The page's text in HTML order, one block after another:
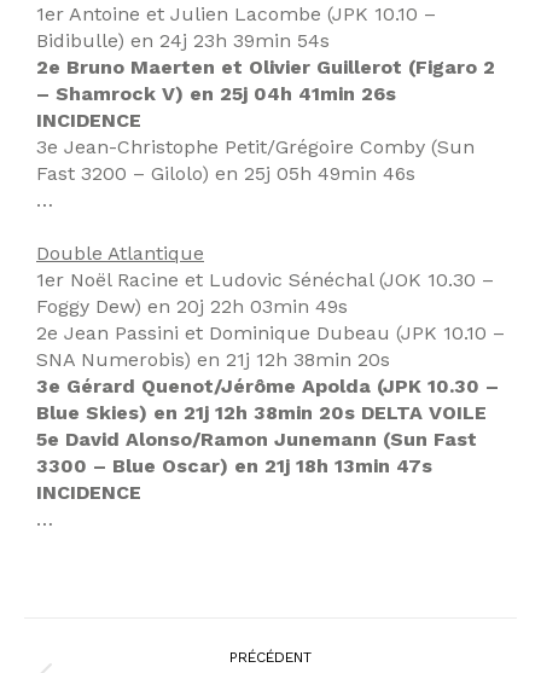
1er Antoine et Julien Lacombe (JPK 10.10 –
Bidibulle) en 24j 23h 39min 54s
2e Bruno Maerten et Olivier Guillerot (Figaro 2
– Shamrock V) en 25j 04h 41min 26s
INCIDENCE
3e Jean-Christophe Petit/Grégoire Comby (Sun
Fast 3200 – Gilolo) en 25j 05h 49min 46s
…
Double Atlantique
1er Noël Racine et Ludovic Sénéchal (JOK 10.30 –
Foggy Dew) en 20j 22h 03min 49s
2e Jean Passini et Dominique Dubeau (JPK 10.10 –
SNA Numerobis) en 21j 12h 38min 20s
3e Gérard Quenot/Jérôme Apolda (JPK 10.30 –
Blue Skies) en 21j 12h 38min 20s DELTA VOILE
5e David Alonso/Ramon Junemann (Sun Fast
3300 – Blue Oscar) en 21j 18h 13min 47s
INCIDENCE
…
PRÉCÉDENT